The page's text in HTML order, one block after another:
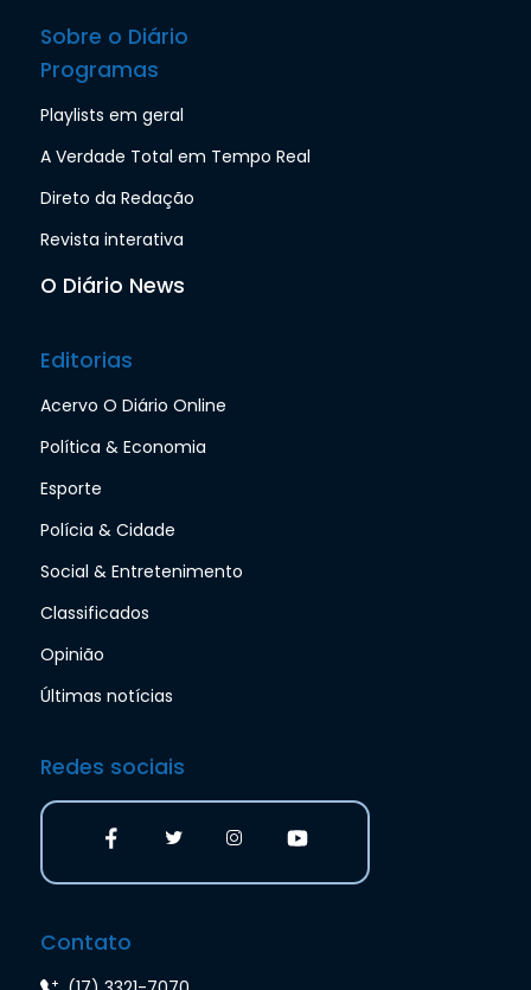
Sobre o Diário
Programas
Playlists em geral
A Verdade Total em Tempo Real
Direto da Redação
Revista interativa
O Diário News
Editorias
Acervo O Diário Online
Política & Economia
Esporte
Polícia & Cidade
Social & Entretenimento
Classificados
Opinião
Últimas notícias
Redes sociais
Contato